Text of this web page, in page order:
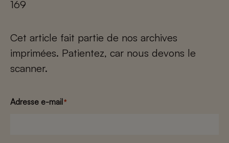
169
Cet article fait partie de nos archives
imprimées. Patientez, car nous devons le
scanner.
Adresse e-mail*